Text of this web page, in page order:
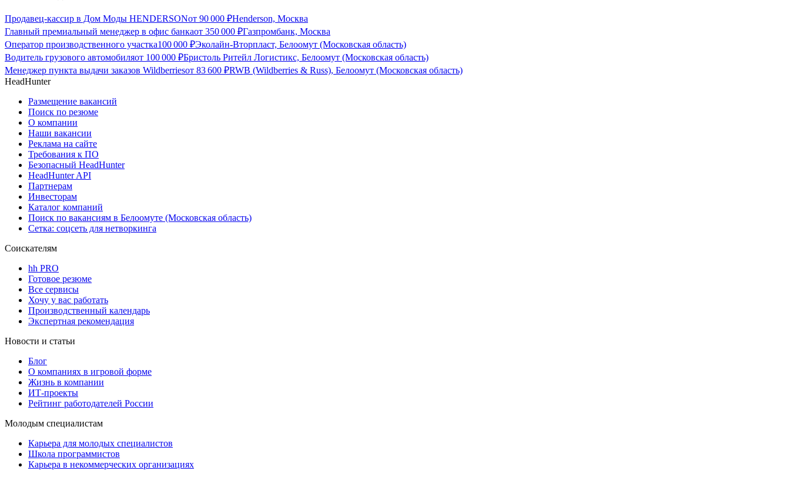
Продавец-кассир в Дом Моды HENDERSONот 90 000 ₽Henderson, Москва
Главный премиальный менеджер в офис банкаот 350 000 ₽Газпромбанк, Москва
Оператор производственного участка100 000 ₽Эколайн-Вторпласт, Белоомут (Московская область)
Водитель грузового автомобиляот 100 000 ₽Бристоль Ритейл Логистикс, Белоомут (Московская область)
Менеджер пункта выдачи заказов Wildberriesот 83 600 ₽RWB (Wildberries & Russ), Белоомут (Московская область)
HeadHunter
Размещение вакансий
Поиск по резюме
О компании
Наши вакансии
Реклама на сайте
Требования к ПО
Безопасный HeadHunter
HeadHunter API
Партнерам
Инвесторам
Каталог компаний
Поиск по вакансиям в Белоомуте (Московская область)
Сетка: соцсеть для нетворкинга
Соискателям
hh PRO
Готовое резюме
Все сервисы
Хочу у вас работать
Производственный календарь
Экспертная рекомендация
Новости и статьи
Блог
О компаниях в игровой форме
Жизнь в компании
ИТ-проекты
Рейтинг работодателей России
Молодым специалистам
Карьера для молодых специалистов
Школа программистов
Карьера в некоммерческих организациях